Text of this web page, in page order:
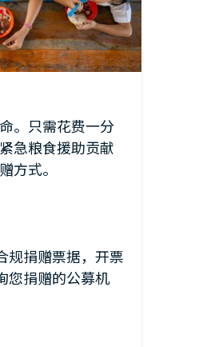
。只需花费一分
急粮食援助贡献
方式。
规捐赠票据，开票
您捐赠的公募机